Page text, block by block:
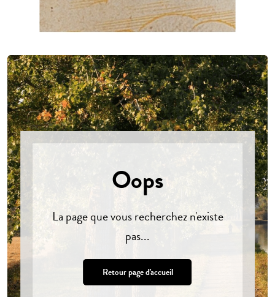
Oops
La page que vous recherchez n'existe
pas...
Retour page d'accueil